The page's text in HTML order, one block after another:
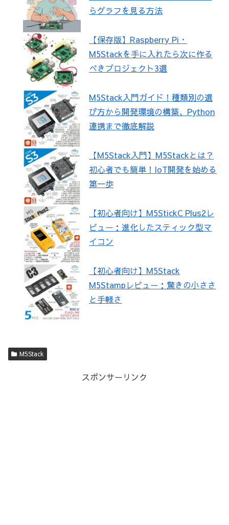
らグラフを見る方法
【保存版】Raspberry Pi・
M5Stackを手に入れたら次に作る
べきプロジェクト3選
M5Stack入門ガイド！種類別の選
び方から開発環境の構築、Python
連携まで徹底解説
【M5Stack入門】M5Stackとは？
初心者でも簡単！IoT開発を始める
第一歩
【初心者向け】M5StickC Plus2レ
ビュー：進化したスティック型マ
イコン
【初心者向け】M5Stack
M5Stampレビュー：驚きの小ささ
と手軽さ
M5Stack
スポンサーリンク